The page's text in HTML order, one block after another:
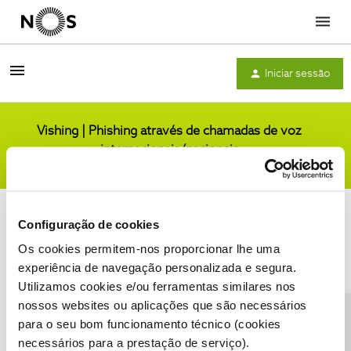
Configuração de cookies
Os cookies permitem-nos proporcionar lhe uma
experiência de navegação personalizada e segura.
Utilizamos cookies e/ou ferramentas similares nos
nossos websites ou aplicações que são necessários
para o seu bom funcionamento técnico (cookies
necessários para a prestação de serviço).
Menu
Iniciar sessão
Vishing | Phishing através de chamadas de voz
internacionais/nacionais
Condições do Fórum NOS Accessibility statement